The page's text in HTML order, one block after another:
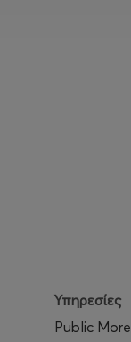
Υπηρεσίες
Public More